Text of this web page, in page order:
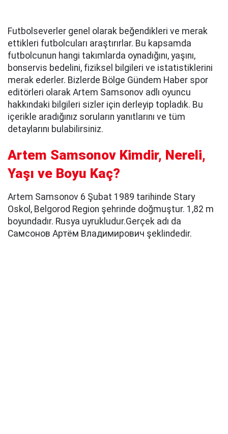
Futbolseverler genel olarak beğendikleri ve merak
ettikleri futbolcuları araştırırlar. Bu kapsamda
futbolcunun hangi takımlarda oynadığını, yaşını,
bonservis bedelini, fiziksel bilgileri ve istatistiklerini
merak ederler. Bizlerde Bölge Gündem Haber spor
editörleri olarak Artem Samsonov adlı oyuncu
hakkındaki bilgileri sizler için derleyip topladık. Bu
içerikle aradığınız soruların yanıtlarını ve tüm
detaylarını bulabilirsiniz.
Artem Samsonov Kimdir, Nereli,
Yaşı ve Boyu Kaç?
Artem Samsonov 6 Şubat 1989 tarihinde Stary
Oskol, Belgorod Region şehrinde doğmuştur. 1,82 m
boyundadır. Rusya uyrukludur.Gerçek adı da
Самсонов Артём Владимирович şeklindedir.